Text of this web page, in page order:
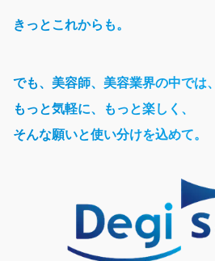
きっとこれからも。
でも、美容師、美容業界の中では、
もっと気軽に、もっと楽しく、
そんな願いと使い分けを込めて。